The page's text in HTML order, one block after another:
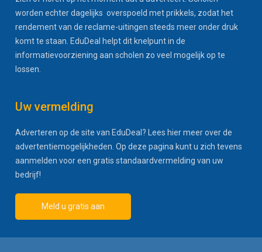
worden echter dagelijks overspoeld met prikkels, zodat het
rendement van de reclame-uitingen steeds meer onder druk
komt te staan. EduDeal helpt dit knelpunt in de
informatievoorziening aan scholen zo veel mogelijk op te
lossen.
Uw vermelding
Adverteren op de site van EduDeal? Lees hier meer over de
advertentiemogelijkheden. Op deze pagina kunt u zich tevens
aanmelden voor een gratis standaardvermelding van uw
bedrijf!
Meld u gratis aan